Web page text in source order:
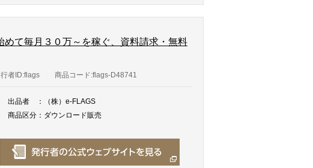
めて毎月３０万～を稼ぐ、資料請求・無料
者ID:flags 商品コード:flags-D48741
出品者 ：
（株）e-FLAGS
商品区分 ： ダウンロード販売